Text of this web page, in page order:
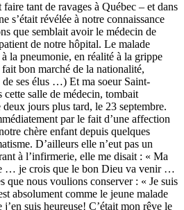
tant de ravages à Québec – et dans
s’était révélée à notre connaissance
que semblait avoir le médecin de
de notre hôpital. Le malade
la pneumonie, en réalité à la grippe
bon marché de la nationalité,
ses élus …) Et ma soeur Saint-
salle de médecin, tombait
jours plus tard, le 23 septembre.
par le fait d’une affection
chère enfant depuis quelques
D’ailleurs elle n’eut pas un
à l’infirmerie, elle me disait : « Ma
… je crois que le bon Dieu va venir …
que nous voulions conserver : « Je suis
absolument comme le jeune malade
suis heureuse! C’était mon rêve le